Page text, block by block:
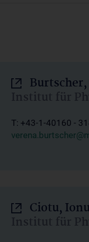
Institut für
T: +43-1-40160 -
Ciotu,
Institut für